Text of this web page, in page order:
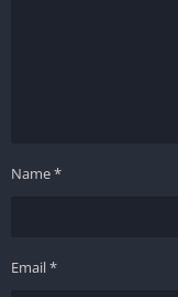
Name*
Email*